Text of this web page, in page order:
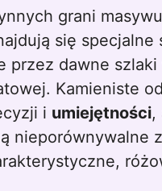
grani masywu
się specjalne
przez dawne
Kamieniste
i umiejętności,
nieporównywalne